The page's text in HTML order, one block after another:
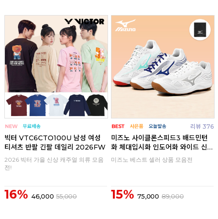
빅터 VTC6CTO100U 남성 여성
티셔츠 반팔 긴팔 데일리 2026FW
2026 빅터 가을 신상 캐주얼 의류 모음
전!
16% 46,000 55,000
리뷰 376
미즈노 사이클론스피드3 배드민턴
화 체대입시화 인도어화 와이드 신
발
미즈노 베스트 셀러 상품 모음전
15% 75,000 89,000